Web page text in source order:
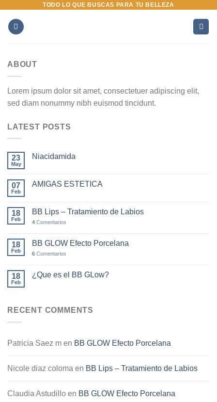
contenido
TODO LO QUE BUSCAS PARA TU BELLEZA
ABOUT
Lorem ipsum dolor sit amet, consectetuer adipiscing elit,
sed diam nonummy nibh euismod tincidunt.
LATEST POSTS
23
May
Niacidamida
07
Feb
AMIGAS ESTETICA
18
Feb
BB Lips – Tratamiento de Labios
4 Comentarios
18
Feb
BB GLOW Efecto Porcelana
6 Comentarios
18
Feb
¿Que es el BB GLow?
RECENT COMMENTS
Patricia Saez m en BB GLOW Efecto Porcelana
Nicole diaz coloma en BB Lips – Tratamiento de Labios
Claudia Astudillo en BB GLOW Efecto Porcelana